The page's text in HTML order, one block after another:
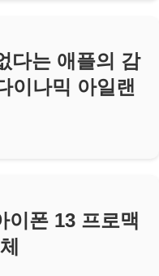
다는 애플의 감
이나믹 아일랜
이폰 13 프로맥